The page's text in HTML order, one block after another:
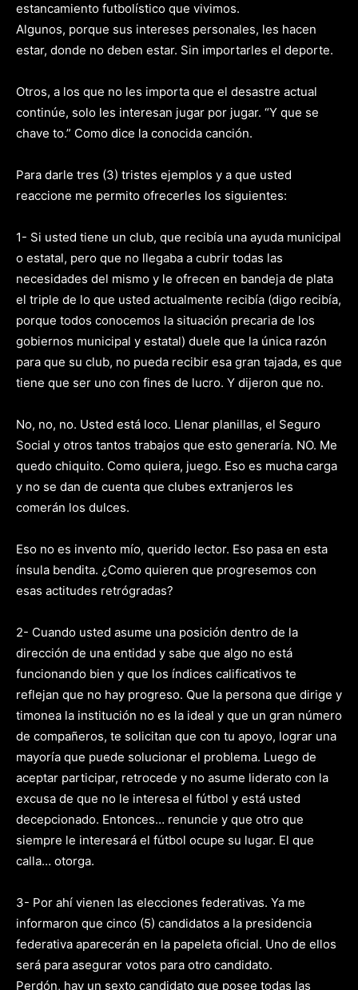
estancamiento futbolístico que vivimos.
Algunos, porque sus intereses personales, les hacen
estar, donde no deben estar. Sin importarles el deporte.
Otros, a los que no les importa que el desastre actual
continúe, solo les interesan jugar por jugar. “Y que se
chave to.” Como dice la conocida canción.
Para darle tres (3) tristes ejemplos y a que usted
reaccione me permito ofrecerles los siguientes:
1- Si usted tiene un club, que recibía una ayuda municipal
o estatal, pero que no llegaba a cubrir todas las
necesidades del mismo y le ofrecen en bandeja de plata
el triple de lo que usted actualmente recibía (digo recibía,
porque todos conocemos la situación precaria de los
gobiernos municipal y estatal) duele que la única razón
para que su club, no pueda recibir esa gran tajada, es que
tiene que ser uno con fines de lucro. Y dijeron que no.
No, no, no. Usted está loco. Llenar planillas, el Seguro
Social y otros tantos trabajos que esto generaría. NO. Me
quedo chiquito. Como quiera, juego. Eso es mucha carga
y no se dan de cuenta que clubes extranjeros les
comerán los dulces.
Eso no es invento mío, querido lector. Eso pasa en esta
ínsula bendita. ¿Como quieren que progresemos con
esas actitudes retrógradas?
2- Cuando usted asume una posición dentro de la
dirección de una entidad y sabe que algo no está
funcionando bien y que los índices calificativos te
reflejan que no hay progreso. Que la persona que dirige y
timonea la institución no es la ideal y que un gran número
de compañeros, te solicitan que con tu apoyo, lograr una
mayoría que puede solucionar el problema. Luego de
aceptar participar, retrocede y no asume liderato con la
excusa de que no le interesa el fútbol y está usted
decepcionado. Entonces… renuncie y que otro que
siempre le interesará el fútbol ocupe su lugar. El que
calla… otorga.
3- Por ahí vienen las elecciones federativas. Ya me
informaron que cinco (5) candidatos a la presidencia
federativa aparecerán en la papeleta oficial. Uno de ellos
será para asegurar votos para otro candidato.
Perdón, hay un sexto candidato que posee todas las